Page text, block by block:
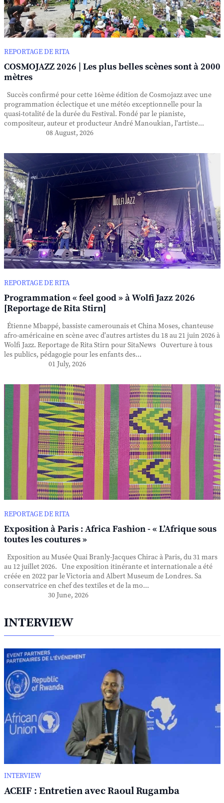
REPORTAGE DE RITA
COSMOJAZZ 2026 | Les plus belles scènes sont à 2000
mètres
Succès confirmé pour cette 16ème édition de Cosmojazz avec une
programmation éclectique et une météo exceptionnelle pour la
quasi-totalité de la durée du Festival. Fondé par le pianiste,
compositeur, auteur et producteur André Manoukian, l'artiste...
08 August, 2026
REPORTAGE DE RITA
Programmation « feel good » à Wolfi Jazz 2026
[Reportage de Rita Stirn]
Étienne Mbappé, bassiste camerounais et China Moses, chanteuse
afro-américaine en scène avec d'autres artistes du 18 au 21 juin 2026 à
Wolfi Jazz. Reportage de Rita Stirn pour SitaNews Ouverture à tous
les publics, pédagogie pour les enfants des...
01 July, 2026
REPORTAGE DE RITA
Exposition à Paris : Africa Fashion - « L’Afrique sous
toutes les coutures »
Exposition au Musée Quai Branly-Jacques Chirac à Paris, du 31 mars
au 12 juillet 2026. Une exposition itinérante et internationale a été
créée en 2022 par le Victoria and Albert Museum de Londres. Sa
conservatrice en chef des textiles et de la mo...
30 June, 2026
INTERVIEW
INTERVIEW
ACEIF : Entretien avec Raoul Rugamba